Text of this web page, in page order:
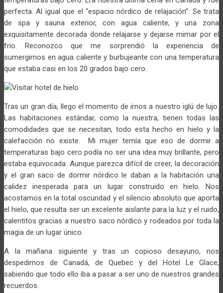
perfecta. Al igual que el “espacio nórdico de relajación”. Se trata
de spa y sauna exterior, con agua caliente, y una zona
exquisitamente decorada donde relajarse y dejarse mimar por el
frio. Reconozco que me sorprendió la experiencia de
sumergirnos en agua caliente y burbujeante con una temperatura
que estaba casi en los 20 grados bajo cero.
Tras un gran día, llego el momento de irnos a nuestro iglú de lujo.
Las habitaciones estándar, como la nuestra, tienen todas las
comodidades que se necesitan, todo esta hecho en hielo y la
calefacción no existe. Mi mujer temía que eso de dormir a
temperaturas bajo cero podía no ser una idea muy brillante, pero
estaba equivocada. Aunque parezca difícil de creer, la decoración
y el gran saco de dormir nórdico le daban a la habitación una
calidez inesperada para un lugar construido en hielo. Nos
acostamos en la total oscuridad y el silencio absoluto que aporta
el hielo, que resulta ser un excelente aislante para la luz y el ruido,
calentitos gracias a nuestro saco nórdico y rodeados por toda la
magia de un lugar único.
A la mañana siguiente y tras un copioso desayuno, nos
despedimos de Canadá, de Quebec y del Hotel Le Glace,
sabiendo que todo ello iba a pasar a ser uno de nuestros grandes
recuerdos.